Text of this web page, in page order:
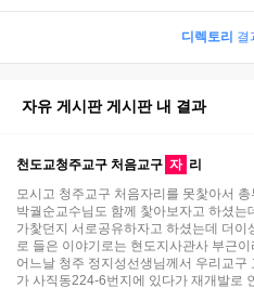
디렉토리 결
자유 게시판 게시판 내 결과
천도교청주교구 처음교구 자 리
모시고 청주교구 처음자리를 못찿아서
박궐순교수님도 함께 찿아보자고 하셨
가찿던지 서로공유하자고 하셨는데 더
로 들은 이야기로는 현도지사관사 부근
어느날 청주 정지성선생님께서 우리교
가 사직동224-6번지에 있다가 재개발로